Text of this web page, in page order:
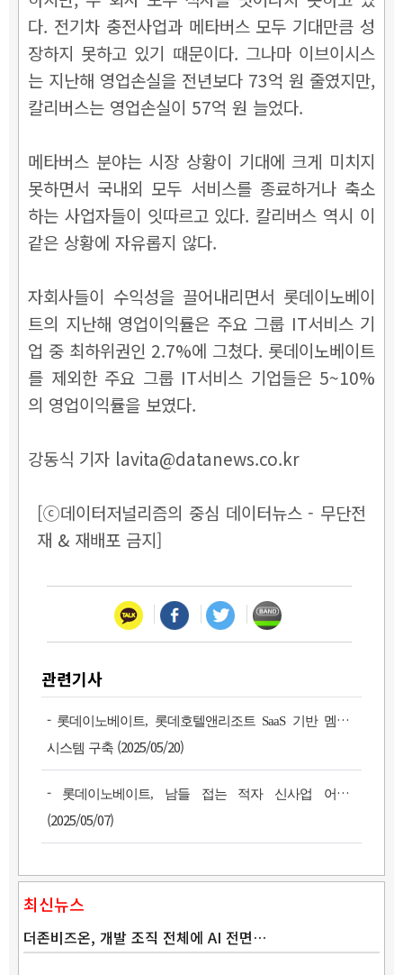
다. 전기차 충전사업과 메타버스 모두 기대만큼 성
장하지 못하고 있기 때문이다. 그나마 이브이시스
는 지난해 영업손실을 전년보다 73억 원 줄였지만,
칼리버스는 영업손실이 57억 원 늘었다.
메타버스 분야는 시장 상황이 기대에 크게 미치지
못하면서 국내외 모두 서비스를 종료하거나 축소
하는 사업자들이 잇따르고 있다. 칼리버스 역시 이
같은 상황에 자유롭지 않다.
자회사들이 수익성을 끌어내리면서 롯데이노베이
트의 지난해 영업이익률은 주요 그룹 IT서비스 기
업 중 최하위권인 2.7%에 그쳤다. 롯데이노베이트
를 제외한 주요 그룹 IT서비스 기업들은 5~10%
의 영업이익률을 보였다.
강동식 기자 lavita@datanews.co.kr
[ⓒ데이터저널리즘의 중심 데이터뉴스 - 무단전
재 & 재배포 금지]
관련기사
- 롯데이노베이트, 롯데호텔앤리조트 SaaS 기반 멤버십
시스템 구축 (2025/05/20)
- 롯데이노베이트, 남들 접는 적자 신사업 어쩌나
(2025/05/07)
최신뉴스
더존비즈온, 개발 조직 전체에 AI 전면…